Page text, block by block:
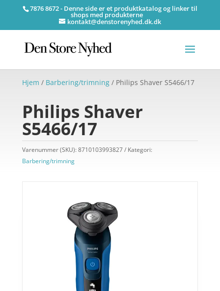
7876 8672 - Denne side er et produktkatalog og linker til
shops med produkterne
kontakt@denstorenyhed.dk.dk
Hjem / Barbering/trimning/ Philips Shaver S5466/17
Philips Shaver
S5466/17
Varenummer (SKU): 8710103993827
Kategori:
Barbering/trimning